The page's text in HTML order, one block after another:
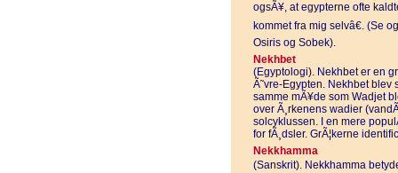
ogsÃ¥, at egypterne ofte
kommet fra mig selvâ€. (Se
Osiris og Sobek).
Nekhbet
(Egyptologi). Nekhbet er en
Ã˜vre-Egypten. Nekhbet
samme mÃ¥de som Wadjet
over Ã¸rkenens wadier
solcyklussen. I en mere
for fÃ¸dsler. GrÃ¦kerne
Nekkhamma
(Sanskrit). Nekkhamma